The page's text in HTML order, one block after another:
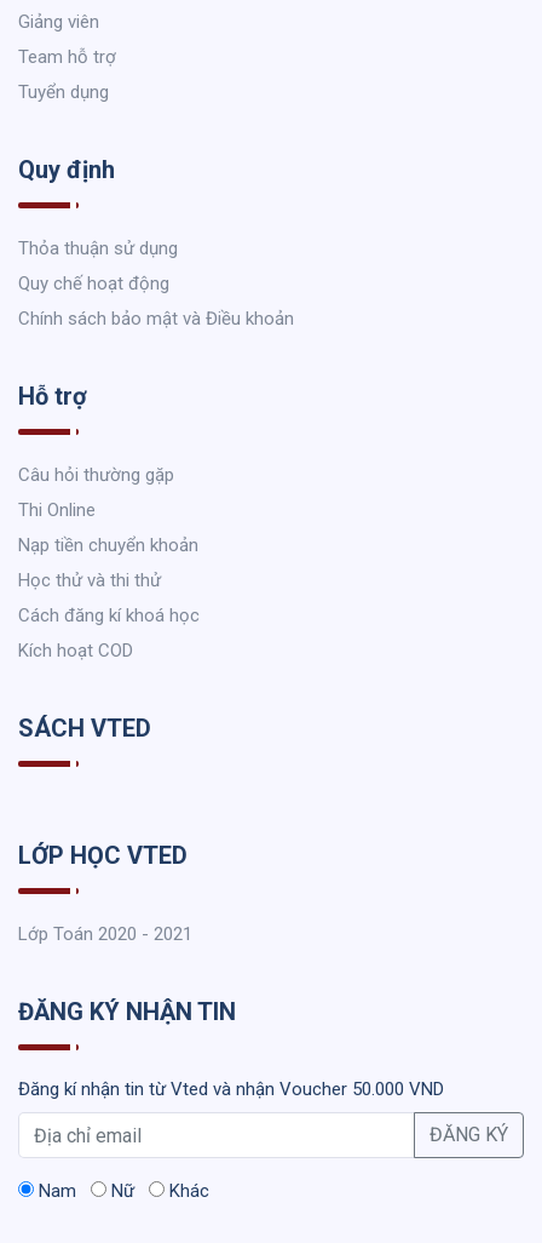
Giảng viên
Team hỗ trợ
Tuyển dụng
Quy định
Thỏa thuận sử dụng
Quy chế hoạt động
Chính sách bảo mật và Điều khoản
Hỗ trợ
Câu hỏi thường gặp
Thi Online
Nạp tiền chuyển khoản
Học thử và thi thử
Cách đăng kí khoá học
Kích hoạt COD
SÁCH VTED
LỚP HỌC VTED
Lớp Toán 2020 - 2021
ĐĂNG KÝ NHẬN TIN
Đăng kí nhận tin từ Vted và nhận Voucher 50.000 VND
ĐĂNG KÝ
Nam Nữ Khác